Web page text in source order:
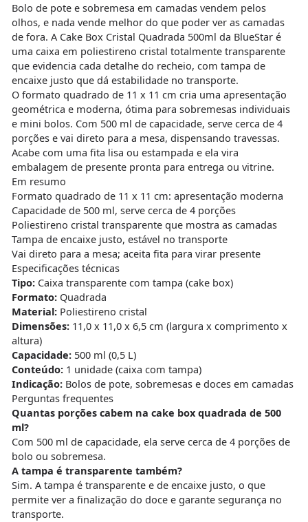
Bolo de pote e sobremesa em camadas vendem pelos
olhos, e nada vende melhor do que poder ver as camadas
de fora. A Cake Box Cristal Quadrada 500ml da BlueStar é
uma caixa em poliestireno cristal totalmente transparente
que evidencia cada detalhe do recheio, com tampa de
encaixe justo que dá estabilidade no transporte.
O formato quadrado de 11 x 11 cm cria uma apresentação
geométrica e moderna, ótima para sobremesas individuais
e mini bolos. Com 500 ml de capacidade, serve cerca de 4
porções e vai direto para a mesa, dispensando travessas.
Acabe com uma fita lisa ou estampada e ela vira
embalagem de presente pronta para entrega ou vitrine.
Em resumo
Formato quadrado de 11 x 11 cm: apresentação moderna
Capacidade de 500 ml, serve cerca de 4 porções
Poliestireno cristal transparente que mostra as camadas
Tampa de encaixe justo, estável no transporte
Vai direto para a mesa; aceita fita para virar presente
Especificações técnicas
Tipo:Caixa transparente com tampa (cake box)
Formato:Quadrada
Material:Poliestireno cristal
Dimensões:11,0 x 11,0 x 6,5 cm (largura x comprimento x
altura)
Capacidade:500 ml (0,5 L)
Conteúdo:1 unidade (caixa com tampa)
Indicação:Bolos de pote, sobremesas e doces em camadas
Perguntas frequentes
Quantas porções cabem na cake box quadrada de 500
ml?
Com 500 ml de capacidade, ela serve cerca de 4 porções de
bolo ou sobremesa.
A tampa é transparente também?
Sim. A tampa é transparente e de encaixe justo, o que
permite ver a finalização do doce e garante segurança no
transporte.